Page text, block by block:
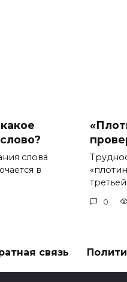
слова
в
0
связь